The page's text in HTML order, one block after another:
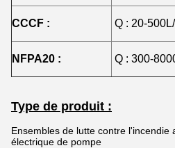
CCCF : Q : 20-
NFPA20 : Q : 300-
Type de produit :
Ensembles de lutte contre l'incendie
électrique de pompe